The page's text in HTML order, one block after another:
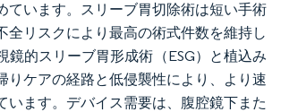
ています。スリーブ胃切除術は短い手術
全リスクにより最高の術式件数を維持し
鏡的スリーブ胃形成術（ESG）と植込み
りケアの経路と低侵襲性により、より速
います。デバイス需要は、腹腔鏡下また